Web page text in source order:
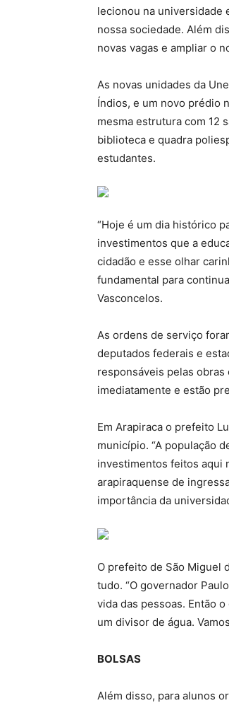
lecionou na universidade
nossa sociedade. Além
novas vagas e ampliar o
As novas unidades da
Índios, e um novo prédio
mesma estrutura com 12
biblioteca e quadra
estudantes.
“Hoje é um dia histórico
investimentos que a
cidadão e esse olhar
fundamental para
Vasconcelos.
As ordens de serviço
deputados federais e
responsáveis pelas
imediatamente e estão
Em Arapiraca o prefeito
município. “A população
investimentos feitos aqui
arapiraquense de
importância da
O prefeito de São Miguel
tudo. “O governador
vida das pessoas. Então
um divisor de água.
BOLSAS
Além disso, para alunos